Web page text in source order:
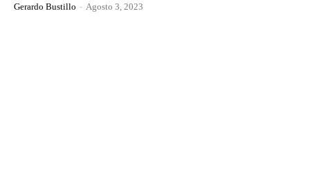
Gerardo Bustillo - Agosto 3, 2023